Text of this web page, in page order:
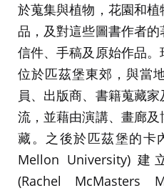
於蒐集與植物，花園和
品，及對這些圖書作者
信件、手稿及原始作品
位於匹茲堡東郊，與當
員、出版商、書籍蒐藏
流，並藉由演講、畫廊
藏。之後於匹茲堡的卡
Mellon University)
(Rachel McMasters